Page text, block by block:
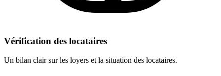
Vérification des locataires
Un bilan clair sur les loyers et la situation des locataires.